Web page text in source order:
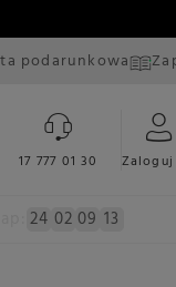
podarunkowa
17 777 01 30
24 02 09 11